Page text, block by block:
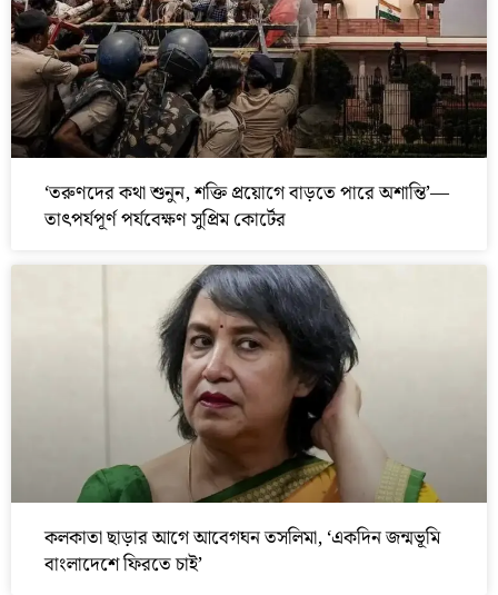
‘তরুণদের কথা শুনুন, শক্তি প্রয়োগে বাড়তে পারে অশান্তি’—
তাৎপর্যপূর্ণ পর্যবেক্ষণ সুপ্রিম কোর্টের
কলকাতা ছাড়ার আগে আবেগঘন তসলিমা, ‘একদিন জন্মভূমি
বাংলাদেশে ফিরতে চাই’